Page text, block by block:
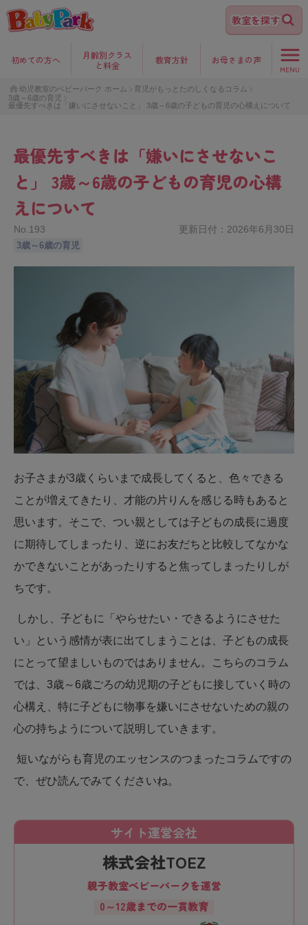
教室を探す
初めての方へ
月齢別クラス
と料金
教育方針 お母さまの声
MENU
幼児教室のベビーパーク ホーム
育児がもっとたのしくなるコラム
3歳～6歳の育児
最優先すべきは「嫌いにさせないこと」 3歳～6歳の子どもの育児の心構えについて
最優先すべきは「嫌いにさせないこ
と」 3歳～6歳の子どもの育児の心構
えについて
No. 193 更新日付： 2026年6月30日
3歳～6歳の育児
お子さまが3歳くらいまで成長してくると、色々できる
ことが増えてきたり、才能の片りんを感じる時もあると
思います。そこで、つい親としては子どもの成長に過度
に期待してしまったり、逆にお友だちと比較してなかな
かできないことがあったりすると焦ってしまったりしが
ちです。
しかし、子どもに「やらせたい・できるようにさせた
い」という感情が表に出てしまうことは、子どもの成長
にとって望ましいものではありません。こちらのコラム
では、3歳～6歳ごろの幼児期の子どもに接していく時の
心構え、特に子どもに物事を嫌いにさせないための親の
心の持ちようについて説明していきます。
短いながらも育児のエッセンスのつまったコラムですの
で、ぜひ読んでみてくださいね。
サイト運営会社
株式会社TOEZ
親子教室ベビーパークを運営
0～12歳までの一貫教育